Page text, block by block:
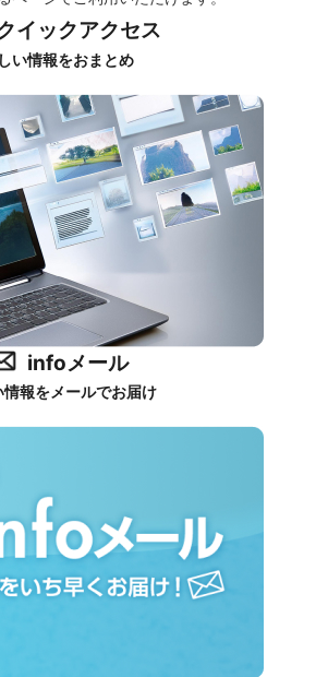
イックアクセス
い情報をおまとめ
infoメール
情報をメールでお届け